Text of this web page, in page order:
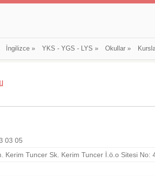
İngilizce» YKS - YGS - LYS » Okullar»
03 05
Kerim Tuncer Sk. Kerim Tuncer İ.ö.o Sitesi No: